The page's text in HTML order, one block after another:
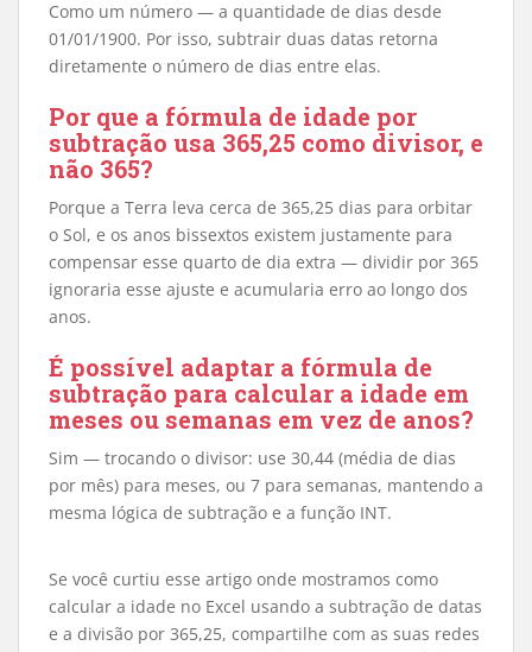
Como um número — a quantidade de dias desde
01/01/1900. Por isso, subtrair duas datas retorna
diretamente o número de dias entre elas.
Por que a fórmula de idade por
subtração usa 365,25 como divisor, e
não 365?
Porque a Terra leva cerca de 365,25 dias para orbitar
o Sol, e os anos bissextos existem justamente para
compensar esse quarto de dia extra — dividir por 365
ignoraria esse ajuste e acumularia erro ao longo dos
anos.
É possível adaptar a fórmula de
subtração para calcular a idade em
meses ou semanas em vez de anos?
Sim — trocando o divisor: use 30,44 (média de dias
por mês) para meses, ou 7 para semanas, mantendo a
mesma lógica de subtração e a função INT.
Se você curtiu esse artigo onde mostramos como
calcular a idade no Excel usando a subtração de datas
e a divisão por 365,25, compartilhe com as suas redes